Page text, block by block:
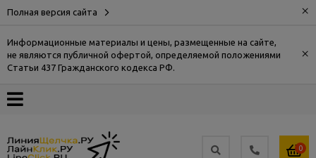
Полная версия сайта ×
Информационные материалы и цены, размещенные на сайте,
не являются публичной офертой, определяемой положениями
Статьи 437 Гражданского кодекса РФ.
×
О
0